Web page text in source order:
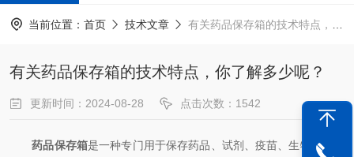
当前位置： 首页 技术文章 有关药品保存箱的技术特点，你了解多少呢？
有关药品保存箱的技术特点，你了解多少呢？
更新时间：2024-08-28 点击次数：1542
药品保存箱是一种专门用于保存药品、试剂、疫苗、生物制品、